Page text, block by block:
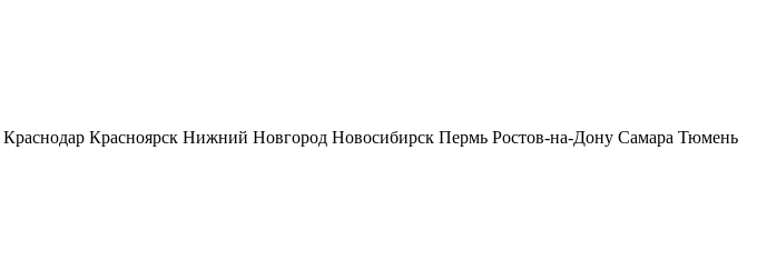
Краснодар Красноярск Нижний Новгород Новосибирск Пермь Ростов-на-Дону Самара Тюмень